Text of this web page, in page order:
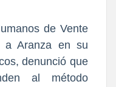
de Vente
a Aranza en su
denunció que
al método